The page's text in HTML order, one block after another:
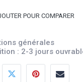
POUR COMPARER
générales
: 2-3 jours